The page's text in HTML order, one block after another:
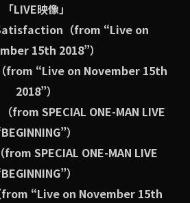
「LIVE映像」
（from “Live on
15th 2018”）
from “Live on November 15th
2018”）
from SPECIAL ONE-MAN LIVE
）
SPECIAL ONE-MAN LIVE
）
“Live on November 15th